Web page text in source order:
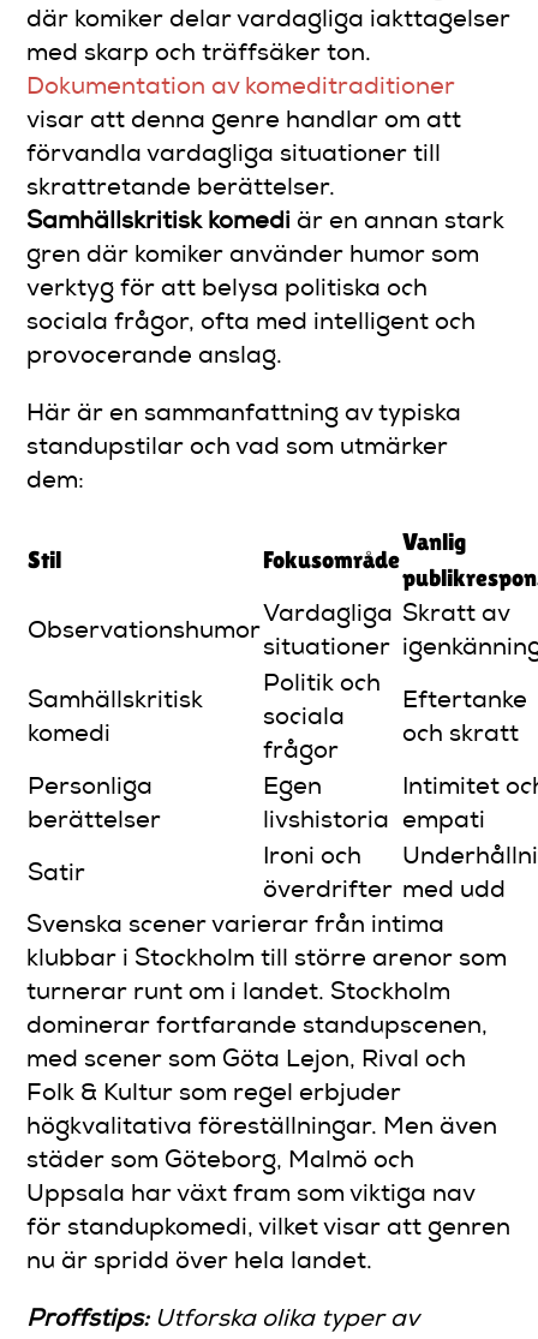
där komiker delar vardagliga iakttagelser
med skarp och träffsäker ton.
Dokumentation av komeditraditioner
visar att denna genre handlar om att
förvandla vardagliga situationer till
skrattretande berättelser.
Samhällskritisk komedi är en annan stark
gren där komiker använder humor som
verktyg för att belysa politiska och
sociala frågor, ofta med intelligent och
provocerande anslag.
Här är en sammanfattning av typiska
standupstilar och vad som utmärker
dem:
Stil Fokusområde
Vanlig
Observationshumor
Vardagliga
situationer
Skratt av
Samhällskritisk
komedi
Politik och
sociala
frågor
Eftertanke
och skratt
Personliga
berättelser
Egen
livshistoria
Intimitet
empati
Satir
Ironi och
överdrifter med udd
Svenska scener varierar från intima
klubbar i Stockholm till större arenor som
turnerar runt om i landet. Stockholm
dominerar fortfarande standupscenen,
med scener som Göta Lejon, Rival och
Folk & Kultur som regel erbjuder
högkvalitativa föreställningar. Men även
städer som Göteborg, Malmö och
Uppsala har växt fram som viktiga nav
för standupkomedi, vilket visar att genren
nu är spridd över hela landet.
Proffstips: Utforska olika typer av